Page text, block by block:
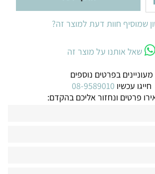
שמוסיף חוות דעת למוצר זה?
שאל אותנו על מוצר זה
מעוניינים בפרטים נוספים
חייגו עכשיו 08-9589010
פרטים ונחזור אליכם בהקדם: